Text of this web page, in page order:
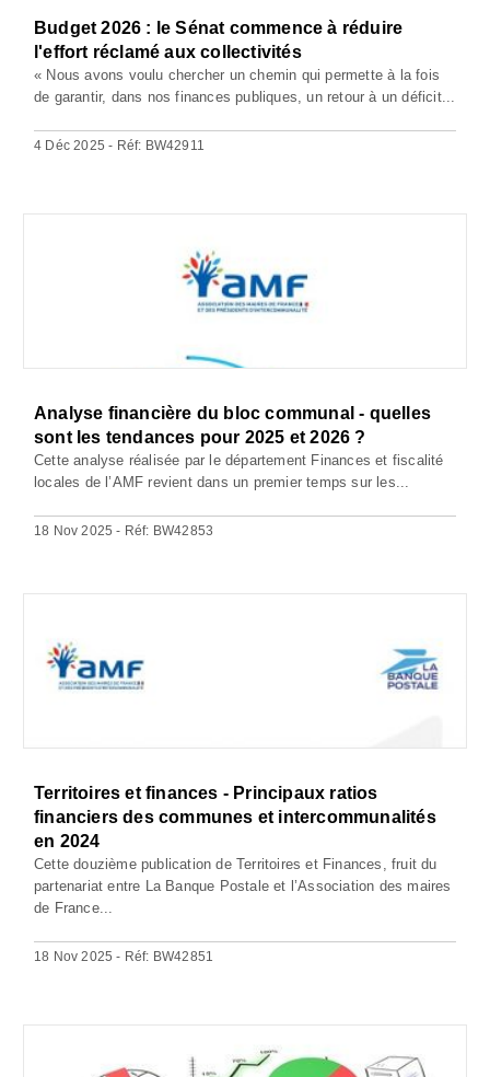
Budget 2026 : le Sénat commence à réduire
l'effort réclamé aux collectivités
« Nous avons voulu chercher un chemin qui permette à la fois
de garantir, dans nos finances publiques, un retour à un déficit...
4 Déc 2025 - Réf: BW42911
Analyse financière du bloc communal - quelles
sont les tendances pour 2025 et 2026 ?
Cette analyse réalisée par le département Finances et fiscalité
locales de l’AMF revient dans un premier temps sur les...
18 Nov 2025 - Réf: BW42853
Territoires et finances - Principaux ratios
financiers des communes et intercommunalités
en 2024
Cette douzième publication de Territoires et Finances, fruit du
partenariat entre La Banque Postale et l’Association des maires
de France...
18 Nov 2025 - Réf: BW42851